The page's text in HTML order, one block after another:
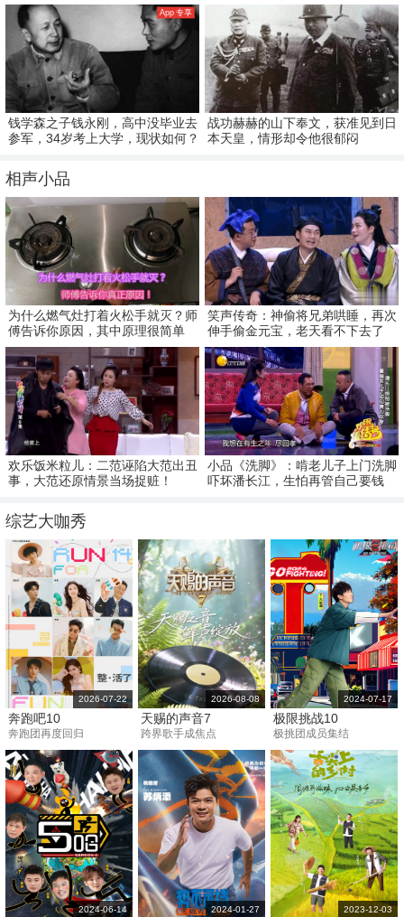
App 专享
钱学森之子钱永刚，高中没毕业去
参军，34岁考上大学，现状如何？
战功赫赫的山下奉文，获准见到日
本天皇，情形却令他很郁闷
相声小品
为什么燃气灶打着火松手就灭？师
傅告诉你原因，其中原理很简单
笑声传奇：神偷将兄弟哄睡，再次
伸手偷金元宝，老天看不下去了
欢乐饭米粒儿：二范诬陷大范出丑
事，大范还原情景当场捉赃！
小品《洗脚》：啃老儿子上门洗脚
吓坏潘长江，生怕再管自己要钱
综艺大咖秀
奔跑吧10
奔跑团再度回归
2026-07-22
天赐的声音7
跨界歌手成焦点
2026-08-08
极限挑战10
极挑团成员集结
2024-07-17
2024-06-14 2024-01-27 2023-12-03